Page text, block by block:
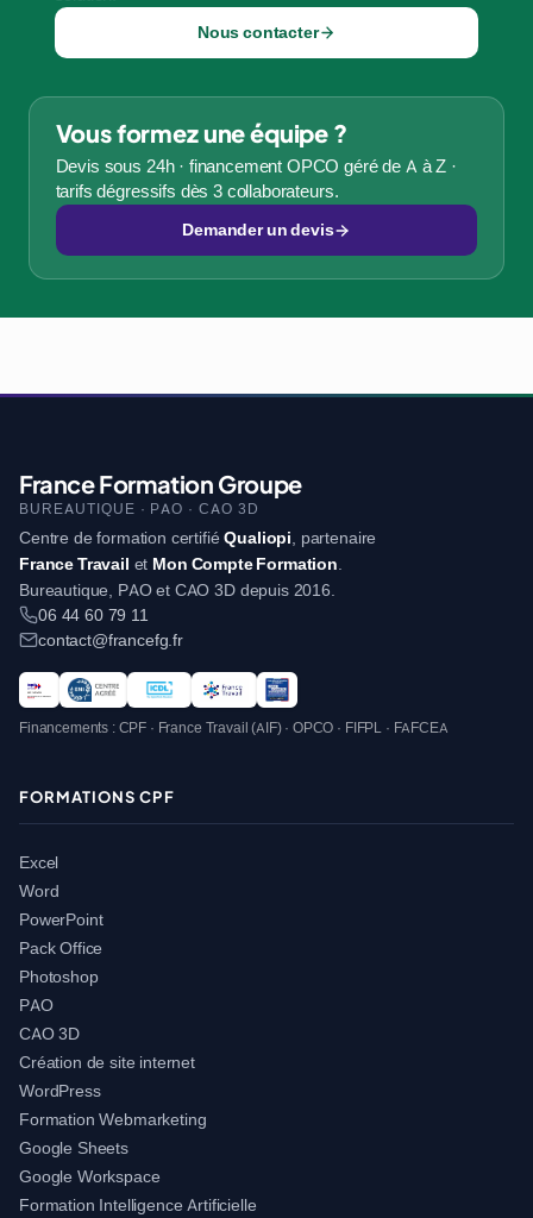
Nous contacter
Vous formez une équipe ?
Devis sous 24h · financement OPCO géré de A à Z ·
tarifs dégressifs dès 3 collaborateurs.
Demander un devis
France Formation Groupe
BUREAUTIQUE · PAO · CAO 3D
Centre de formation certifiéQualiopi, partenaire
France Travail et Mon Compte Formation.
Bureautique, PAO et CAO 3D depuis 2016.
06 44 60 79 11
contact@francefg.fr
Financements : CPF · France Travail (AIF) · OPCO · FIFPL · FAFCEA
FORMATIONS CPF
Excel
Word
PowerPoint
Pack Office
Photoshop
PAO
CAO 3D
Création de site internet
WordPress
Formation Webmarketing
Google Sheets
Google Workspace
Formation Intelligence Artificielle